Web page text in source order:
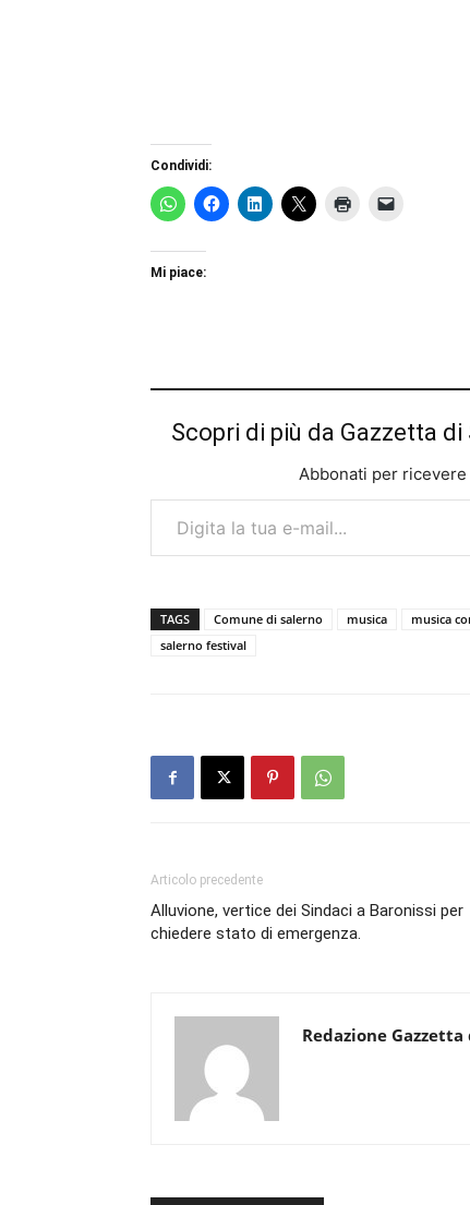
Condividi:
Mi piace:
Scopri di più da Gazzetta
Abbonati per
Digita la tua e-mail...
TAGS Comune di salerno musica musica
salerno festival
Articolo precedente
Alluvione, vertice dei Sindaci a Baronissi per
chiedere stato di emergenza.
Redazione